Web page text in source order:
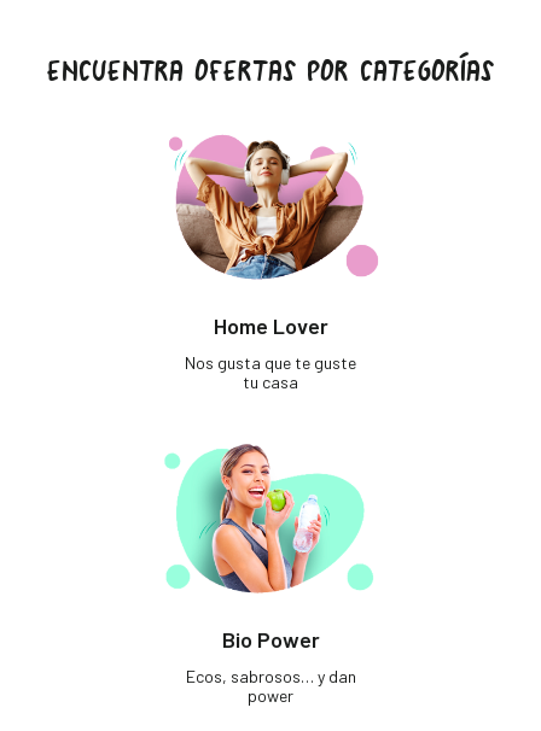
ENCUENTRA OFERTAS POR CATEGORÍAS
Home Lover
Nos gusta que te guste
tu casa
Bio Power
Ecos, sabrosos… y dan
power